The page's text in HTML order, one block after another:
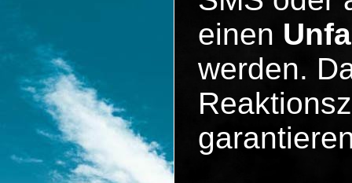
einen
werden.